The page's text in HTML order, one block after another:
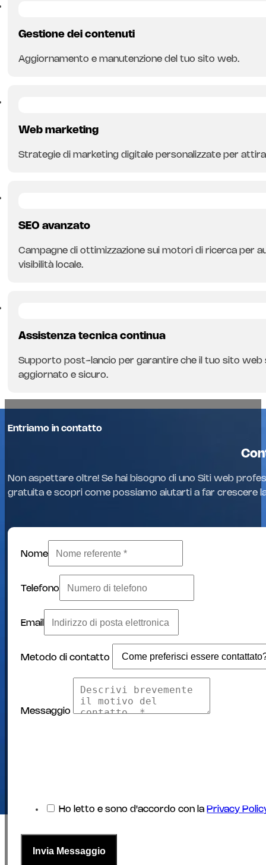
Gestione dei contenuti
Aggiornamento e manutenzione del tuo sito web.
Web marketing
Strategie di marketing digitale personalizzate per
SEO avanzato
Campagne di ottimizzazione sui motori di ricerca per
visibilità locale.
Assistenza tecnica continua
Supporto post-lancio per garantire che il tuo sito web
aggiornato e sicuro.
Entriamo in contatto
Non aspettare oltre! Se hai bisogno di uno Siti web
gratuita e scopri come possiamo aiutarti a far crescere
Nome
Telefono
Email
Metodo di contatto
Messaggio
Ho letto e sono d'accordo con la Privacy
Invia Messaggio